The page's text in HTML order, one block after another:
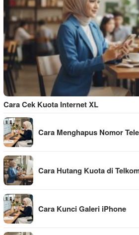
Cara Cek Kuota Internet XL
Cara Menghapus Nomor
Cara Hutang Kuota di
Cara Kunci Galeri iPhone